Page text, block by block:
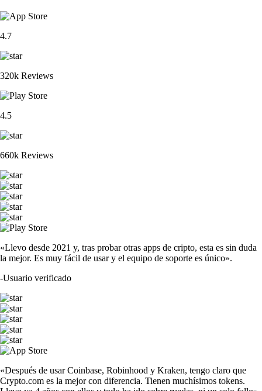
4.7
320k Reviews
4.5
660k Reviews
«Llevo desde 2021 y, tras probar otras apps de cripto, esta es sin duda
la mejor. Es muy fácil de usar y el equipo de soporte es único».
-Usuario verificado
«Después de usar Coinbase, Robinhood y Kraken, tengo claro que
Crypto.com es la mejor con diferencia. Tienen muchísimos tokens.